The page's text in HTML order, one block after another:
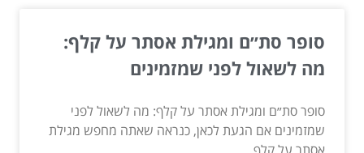
סופר סת״ם ומגילת אסתר על קלף:
מה לשאול לפני שמזמינים
סופר סת״ם ומגילת אסתר על קלף: מה לשאול לפני
שמזמינים אם הגעת לכאן, כנראה שאתה מחפש מגילת
אסתר על קלף...